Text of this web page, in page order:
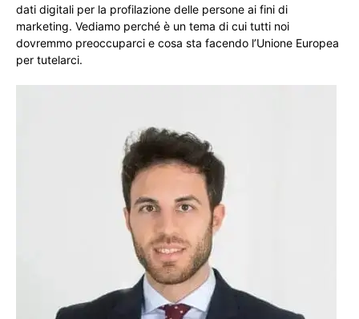
dati digitali per la profilazione delle persone ai fini di
marketing. Vediamo perché è un tema di cui tutti noi
dovremmo preoccuparci e cosa sta facendo l’Unione Europea
per tutelarci.